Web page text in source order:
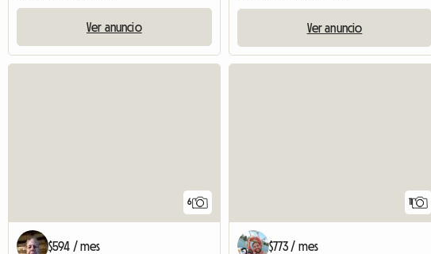
Ver anuncio Ver anuncio
6
$594 / mes
11
$773 / mes